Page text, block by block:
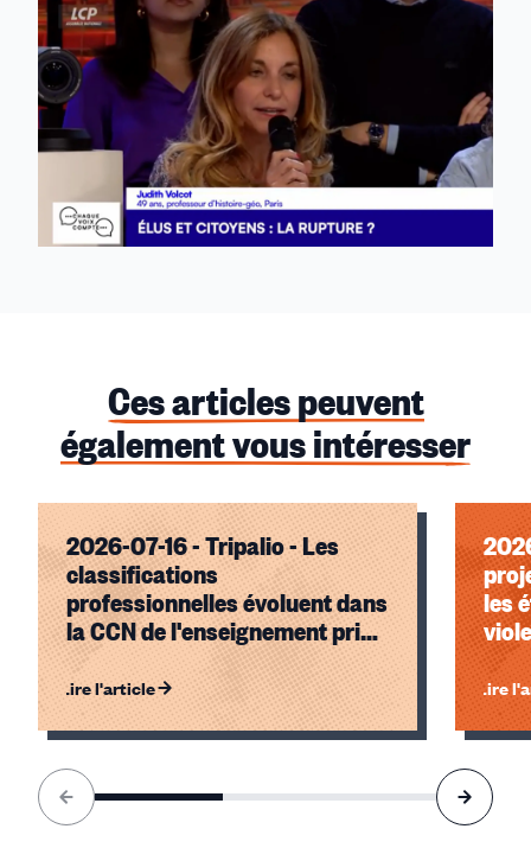
Linkedin
Facebook
Threads
Bluesky
email
Ces articles peuvent
également vous intéresser
2026-07-16 - Tripalio - Les
classifications
professionnelles évoluent dans
la CCN de l'enseignement privé
indépendant
Lire l'article
les
Lire